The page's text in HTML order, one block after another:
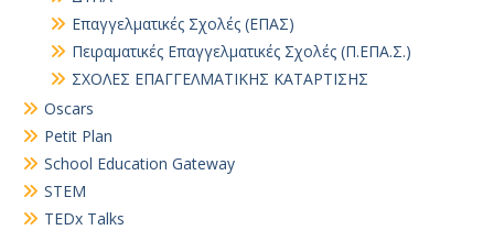
Επαγγελματικές Σχολές (ΕΠΑΣ)
Πειραματικές Επαγγελματικές Σχολές (Π.ΕΠΑ.Σ.)
ΣΧΟΛΕΣ ΕΠΑΓΓΕΛΜΑΤΙΚΗΣ ΚΑΤΑΡΤΙΣΗΣ
Oscars
Petit Plan
School Education Gateway
STEM
TEDx Talks